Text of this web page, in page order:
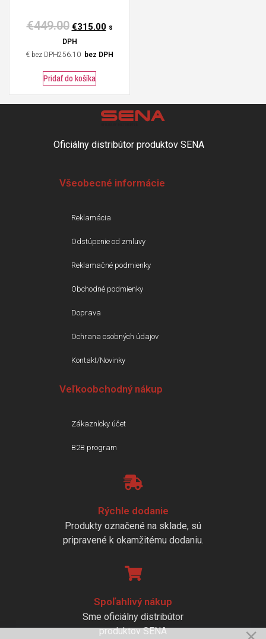
€449.00 €315.00 s
DPH
€
256.10 bez DPH
Pridať do košíka
Oficiálny distribútor produktov SENA
Všeobecné informácie
Reklamácia
Odstúpenie od zmluvy
Reklamačné podmienky
Obchodné podmienky
Doprava
Ochrana osobných údajov
Kontakt/Novinky
Veľkoobchodný nákup
Zákaznícky účet
B2B program
Rýchle dodanie
Produkty označené na sklade, sú
pripravené k okamžitému dodaniu.
Spoľahlivý nákup
Sme oficiálny distribútor
produktov SENA